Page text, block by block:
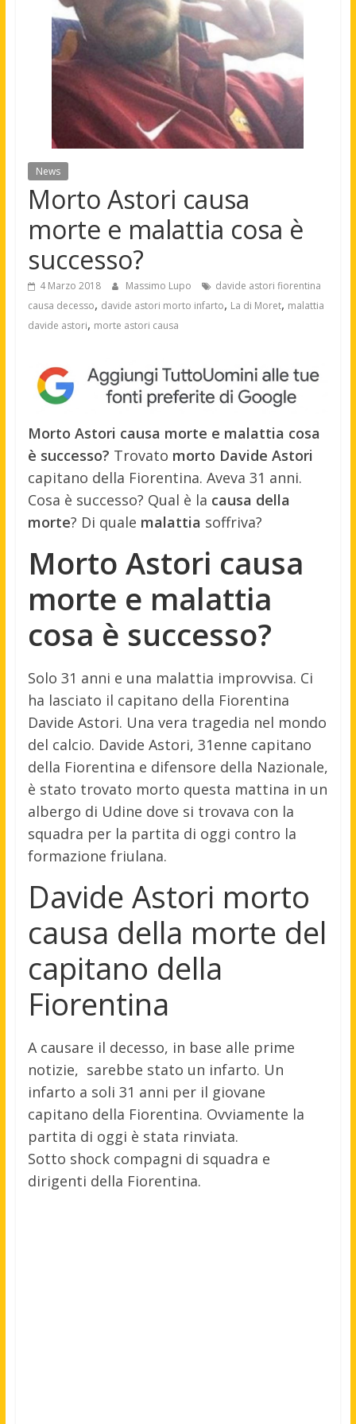
News
Morto Astori causa
morte e malattia cosa è
successo?
4 Marzo 2018 Massimo Lupo
davide astori fiorentina
causa decesso, davide astori morto infarto, La di Moret, malattia
davide astori, morte astori causa
Morto Astori causa morte e malattia cosa
è successo? Trovato morto Davide Astori
capitano della Fiorentina. Aveva 31 anni.
Cosa è successo? Qual è la causa della
morte? Di quale malattia soffriva?
Morto Astori causa
morte e malattia
cosa è successo?
Solo 31 anni e una malattia improvvisa. Ci
ha lasciato il capitano della Fiorentina
Davide Astori. Una vera tragedia nel mondo
del calcio. Davide Astori, 31enne capitano
della Fiorentina e difensore della Nazionale,
è stato trovato morto questa mattina in un
albergo di Udine dove si trovava con la
squadra per la partita di oggi contro la
formazione friulana.
Davide Astori morto
causa della morte del
capitano della
Fiorentina
A causare il decesso, in base alle prime
notizie, sarebbe stato un infarto. Un
infarto a soli 31 anni per il giovane
capitano della Fiorentina. Ovviamente la
partita di oggi è stata rinviata.
Sotto shock compagni di squadra e
dirigenti della Fiorentina.